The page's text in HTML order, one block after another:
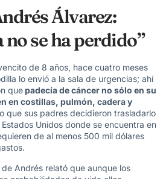
Álvarez:
no se ha perdido”
de 8 años, hace cuatro meses
lo envió a la sala de urgencias; ahí
que padecía de cáncer no sólo en su
en costillas, pulmón, cadera y
que sus padres decidieron trasladarlo
Unidos donde se encuentra en
de al menos 500 mil dólares
Andrés relató que aunque los